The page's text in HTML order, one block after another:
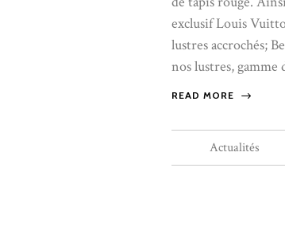
exclusif Louis
lustres accrochés;
nos lustres,
READ MORE
Actualités